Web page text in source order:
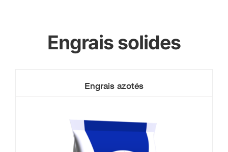
Engrais solides
Engrais azotés